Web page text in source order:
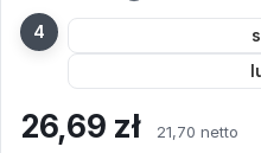
26,69 zł 21,70 netto